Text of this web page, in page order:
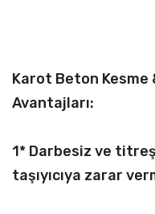
Karot Beton Kesme
Avantajları:
1* Darbesiz ve
taşıyıcıya zarar